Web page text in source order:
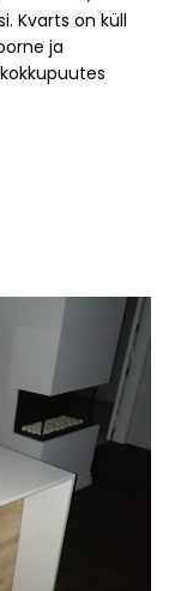
Kvarts on küll
ja